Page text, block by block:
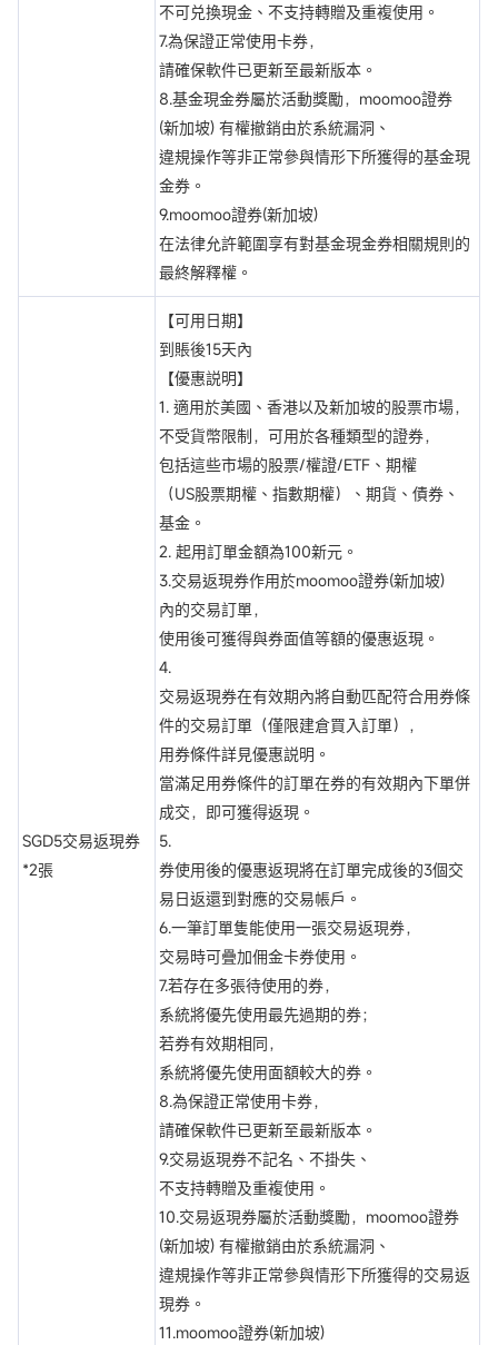
不可兑換現金、不支持轉贈及重複使⽤。
7.為保證正常使用卡券，
請確保軟件已更新至最新版本。
8.基金現金券屬於活動獎勵，moomoo證券
(新加坡) 有權撤銷由於系統漏洞、
違規操作等非正常參與情形下所獲得的基金現
金券。
9.moomoo證券(新加坡)
在法律允許範圍享有對基金現金券相關規則的
最終解釋權。
SGD5交易返現券
*2張
【可用日期】
到賬後15天內
【優惠説明】
1. 適用於美國、香港以及新加坡的股票市場，
不受貨幣限制，可用於各種類型的證券，
包括這些市場的股票/權證/ETF、期權
（US股票期權、指數期權）、期貨、債券、
基金。
2. 起用訂單金額為100新元。
3.交易返現券作用於moomoo證券(新加坡)
內的交易訂單，
使用後可獲得與券面值等額的優惠返現。
4.
交易返現券在有效期內將自動匹配符合用券條
件的交易訂單（僅限建倉買入訂單），
用券條件詳見優惠説明。
當滿足用券條件的訂單在券的有效期內下單併
成交，即可獲得返現。
5.
券使用後的優惠返現將在訂單完成後的3個交
易日返還到對應的交易帳戶。
6.一筆訂單隻能使用一張交易返現券，
交易時可疊加佣金卡券使用。
7.若存在多張待使用的券，
系統將優先使用最先過期的券；
若券有效期相同，
系統將優先使用面額較大的券。
8.為保證正常使用卡券，
請確保軟件已更新至最新版本。
9.交易返現券不記名、不掛失、
不支持轉贈及重複使⽤。
10.交易返現券屬於活動獎勵，moomoo證券
(新加坡) 有權撤銷由於系統漏洞、
違規操作等非正常參與情形下所獲得的交易返
現券。
11.moomoo證券(新加坡)